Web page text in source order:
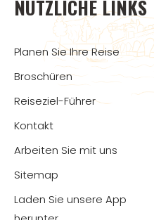
NÜTZLICHE LINKS
Planen Sie Ihre Reise
Broschüren
Reiseziel-Führer
Kontakt
Arbeiten Sie mit uns
Sitemap
Laden Sie unsere App